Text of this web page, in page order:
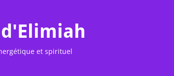
et spirituel